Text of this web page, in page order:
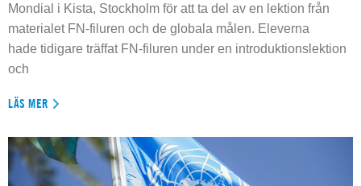
Mondial i Kista, Stockholm för att ta del av en lektion från
materialet FN-filuren och de globala målen. Eleverna
hade tidigare träffat FN-filuren under en introduktionslektion
och
LÄS MER